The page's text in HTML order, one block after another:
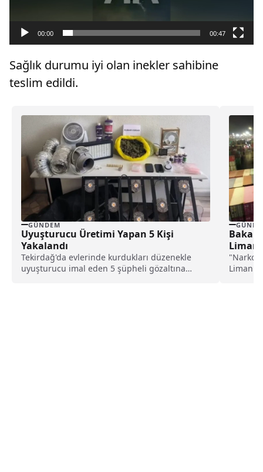
00:00 00:47
Sağlık durumu iyi olan inekler sahibine
teslim edildi.
GÜNDEM
Uyuşturucu Üretimi Yapan 5 Kişi
Yakalandı
Tekirdağ'da evlerinde kurdukları düzenekle
uyuşturucu imal eden 5 şüpheli gözaltına
Bakan